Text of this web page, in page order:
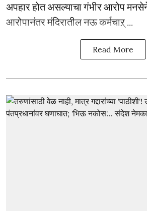
अपहार होत असल्याचा गंभीर आरोप
आरोपानंतर मंदिरातील नऊ कर्मचाऱ् ...
Read More